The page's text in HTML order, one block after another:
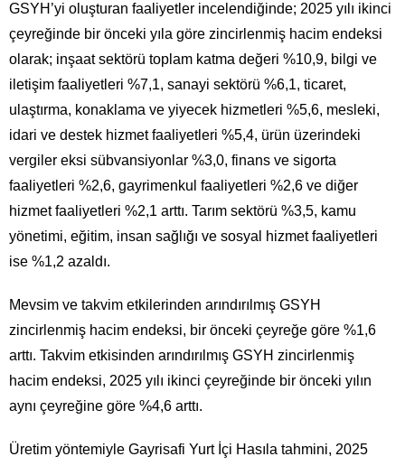
GSYH’yi oluşturan faaliyetler incelendiğinde; 2025 yılı ikinci
çeyreğinde bir önceki yıla göre zincirlenmiş hacim endeksi
olarak; inşaat sektörü toplam katma değeri %10,9, bilgi ve
iletişim faaliyetleri %7,1, sanayi sektörü %6,1, ticaret,
ulaştırma, konaklama ve yiyecek hizmetleri %5,6, mesleki,
idari ve destek hizmet faaliyetleri %5,4, ürün üzerindeki
vergiler eksi sübvansiyonlar %3,0, finans ve sigorta
faaliyetleri %2,6, gayrimenkul faaliyetleri %2,6 ve diğer
hizmet faaliyetleri %2,1 arttı. Tarım sektörü %3,5, kamu
yönetimi, eğitim, insan sağlığı ve sosyal hizmet faaliyetleri
ise %1,2 azaldı.
Mevsim ve takvim etkilerinden arındırılmış GSYH
zincirlenmiş hacim endeksi, bir önceki çeyreğe göre %1,6
arttı. Takvim etkisinden arındırılmış GSYH zincirlenmiş
hacim endeksi, 2025 yılı ikinci çeyreğinde bir önceki yılın
aynı çeyreğine göre %4,6 arttı.
Üretim yöntemiyle Gayrisafi Yurt İçi Hasıla tahmini, 2025